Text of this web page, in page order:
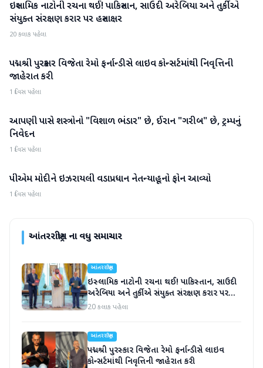
આંતરરાષ્ટ્રીય
ઇસ્લામિક નાટોની રચના થઈ! પાકિસ્તાન, સાઉદી અરેબિયા અને તુર્કીએ
સંયુક્ત સંરક્ષણ કરાર પર હસ્તાક્ષર
20 કલાક પહેલા
આંતરરાષ્ટ્રીય
પદ્મશ્રી પુરસ્કાર વિજેતા રેમો ફર્નાન્ડીસે લાઇવ કોન્સર્ટમાંથી નિવૃત્તિની
જાહેરાત કરી
1 દિવસ પહેલા
આંતરરાષ્ટ્રીય
આપણી પાસે શસ્ત્રોનો "વિશાળ ભંડાર" છે, ઈરાન "ગરીબ" છે, ટ્રમ્પનું
નિવેદન
1 દિવસ પહેલા
આંતરરાષ્ટ્રીય
પીએમ મોદીને ઇઝરાયલી વડાપ્રધાન નેતન્યાહૂનો ફોન આવ્યો
1 દિવસ પહેલા
આંતરરાષ્ટ્રીયના વધુ સમાચાર
આંતરરાષ્ટ્રીય
ઇસ્લામિક નાટોની રચના થઈ! પાકિસ્તાન, સાઉદી
અરેબિયા અને તુર્કીએ સંયુક્ત સંરક્ષણ કરાર પર
હસ્તાક્ષર
20 કલાક પહેલા
આંતરરાષ્ટ્રીય
પદ્મશ્રી પુરસ્કાર વિજેતા રેમો ફર્નાન્ડીસે લાઇવ
કોન્સર્ટમાંથી નિવૃત્તિની જાહેરાત કરી